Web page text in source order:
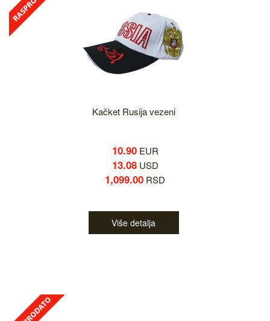
Kačket Rusija vezeni
10.90EUR
13.08USD
1,099.00 RSD
Više detalja